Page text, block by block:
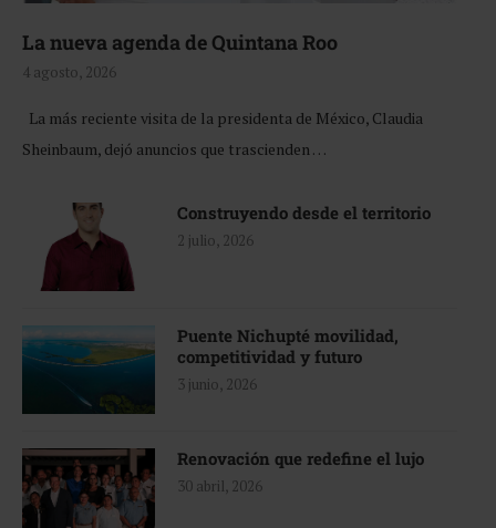
La nueva agenda de Quintana Roo
4 agosto, 2026
La más reciente visita de la presidenta de México, Claudia
Sheinbaum, dejó anuncios que trascienden …
Construyendo desde el territorio
2 julio, 2026
Puente Nichupté movilidad,
competitividad y futuro
3 junio, 2026
Renovación que redefine el lujo
30 abril, 2026